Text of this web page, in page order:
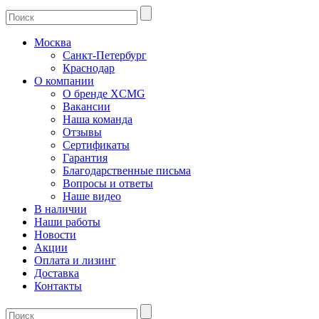
Москва
Санкт-Петербург
Краснодар
О компании
О бренде XCMG
Вакансии
Наша команда
Отзывы
Сертификаты
Гарантия
Благодарственные письма
Вопросы и ответы
Наше видео
В наличии
Наши работы
Новости
Акции
Оплата и лизинг
Доставка
Контакты